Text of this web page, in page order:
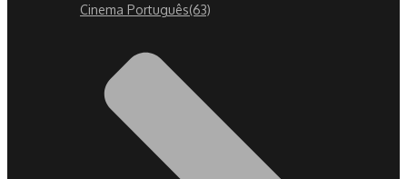
Cinema Português(63)